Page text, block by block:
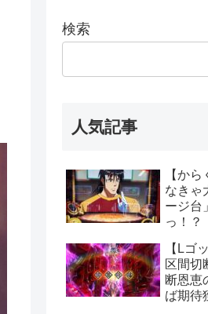
検索
人気記事
【か
なきゃ
ージ台
っ！？
【Lゴ
区間切
断恩恵
ば期待